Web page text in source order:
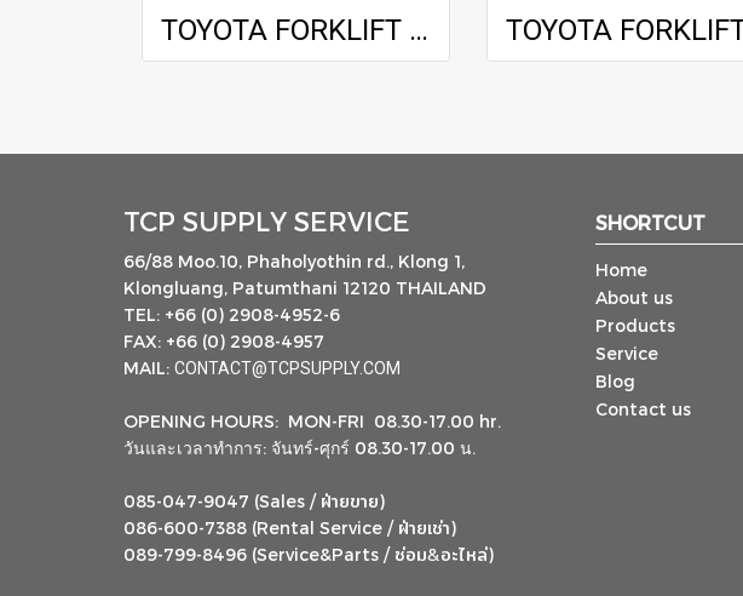
TOYOTA FORKLIFT / 8FGL18 / 3.0 m F/F
TCP SUPPLY SERVICE
66/88 Moo.10, Phaholyothin rd., Klong 1,
Klongluang, Patumthani 12120 THAILAND
TEL: +66 (0) 2908-4952-6
FAX: +66 (0) 2908-4957
MAIL: CONTACT@TCPSUPPLY.COM
OPENING HOURS: MON-FRI 08.30-17.00 hr.
วันและเวลาทำการ: จันทร์-ศุกร์ 08.30-17.00 น.
085-047-9047 (Sales / ฝ่ายขาย)
086-600-7388 (Rental Service / ฝ่ายเช่า)
089-799-8496 (Service&Parts / ซ่อม&อะไหล่)
SHORTCUT
Home
About us
Products
Service
Blog
Contact us